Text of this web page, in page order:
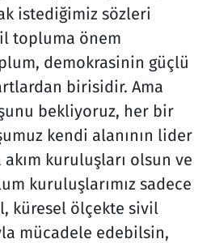
istediğimiz sözleri
topluma önem
demokrasinin güçlü
birisidir. Ama
bekliyoruz, her bir
kendi alanının lider
kuruluşları olsun ve
kuruluşlarımız sadece
küresel ölçekte sivil
mücadele edebilsin,